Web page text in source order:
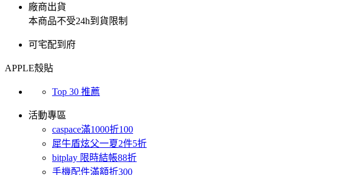
廠商出貨
本商品不受24h到貨限制
可宅配到府
APPLE殼貼
Top 30 推薦
活動專區
caspace滿1000折100
犀牛盾炫父一夏2件5折
bitplay 限時結帳88折
手機配件滿額折300